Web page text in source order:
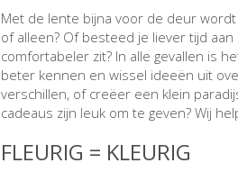
Met de lente bijna voor de deur
of alleen? Of besteed je liever tijd
comfortabeler zit? In alle gevallen is
beter kennen en wissel ideeën uit
verschillen, of creëer een klein
cadeaus zijn leuk om te geven? Wij
FLEURIG = KLEURIG